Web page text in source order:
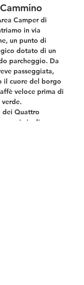
Camper di
in via
un punto di
dotato di un
parcheggio. Da
passeggiata,
il cuore del borgo
veloce prima di
dei Quattro
i vicoli